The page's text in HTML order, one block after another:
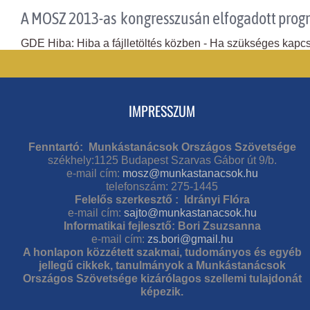
A MOSZ 2013-as kongresszusán elfogadott
GDE Hiba: Hiba a fájlletöltés közben - Ha szükséges
IMPRESSZUM
Fenntartó: Munkástanácsok Országos Szövetsége
székhely:1125 Budapest Szarvas Gábor út 9/b.
e-mail cím: mosz@munkastanacsok.hu
telefonszám: 275-1445
Felelős szerkesztő : Idrányi Flóra
e-mail cím: sajto@munkastanacsok.hu
Informatikai fejlesztő: Bori Zsuzsanna
e-mail cím: zs.bori@gmail.hu
A honlapon közzétett szakmai, tudományos és egyéb
jellegű cikkek, tanulmányok a Munkástanácsok
Országos Szövetsége kizárólagos szellemi tulajdonát
képezik.